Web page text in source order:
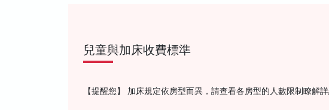
兒童與加床收費標準
【提醒您】 加床規定依房型而異，請查看各房型的人數限制瞭解詳